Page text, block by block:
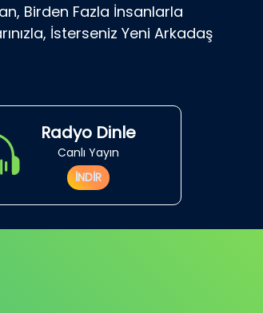
Birden Fazla İnsanlarla
İsterseniz Yeni Arkadaş
Radyo Dinle
Canlı Yayın
İNDİR